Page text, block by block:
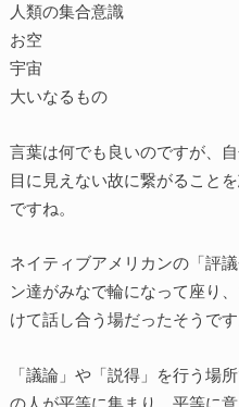
人類の集合意識
お空
宇宙
大いなるもの
言葉は何でも良いのですが、
目に見えない故に繋がること
ですね。
ネイティブアメリカンの「評
ン達がみなで輪になって座り
けて話し合う場だったそうです
「議論」や「説得」を行う場
の人が平等に集まり、平等に